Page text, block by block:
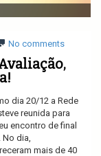
No comments
dia 20/12 a Rede
reunida para
encontro de final
dia,
mais de 40